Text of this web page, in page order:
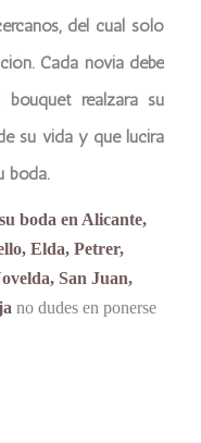
del cual sólo
Cada novia debe
realzará su
su vida y que lucirá
boda.
boda en Alicante,
Elda, Petrer,
San Juan,
no dudes en ponerse